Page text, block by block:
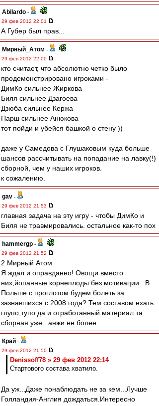
Abilardo -
29 фев 2012 22:01
А Губер был прав...
Мирный_Атом -
29 фев 2012 22:00
кто считает, что абсолютно четко было
продемонстрировано игроками -
ДимКо сильнее Жиркова
Биля сильнее Дзагоева
Дзюба сильнее Кержа
Парш сильнее Анюкова
тот пойди и убейся башкой о стену ))
даже у Самедова с Глушаковым куда больше
шансов рассчитывать на попадание на лавку(!)
сборной, чем у наших игроков.
к сожалению.
gav -
29 фев 2012 21:53
главная задача на эту игру - чтобы ДимКо и
Биля не травмировались. остальное как-то пох
hammergp -
29 фев 2012 21:52
2 Мирный Атом
Я ждал и оправданно! Овощи вместо
них,йопанные корнеплоды без мотивации...В
Польше с проглотом будем болеть за
зазнавшихся с 2008 года? Тем составом ехать
глупо,тупо да и отработанный материал та
сборная уже...анжи не более
Край -
29 фев 2012 21:50
Denissoff78 » 29 фев 2012 22:14
Стартового состава хватило.
Да уж...Даже понаблюдать не за кем...Лучше
Голландия-Англия дождаться.Интересно